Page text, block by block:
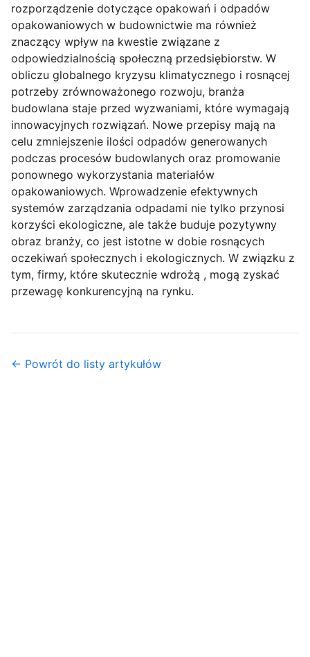
rozporządzenie dotyczące opakowań i odpadów
opakowaniowych w budownictwie ma również
znaczący wpływ na kwestie związane z
odpowiedzialnością społeczną przedsiębiorstw. W
obliczu globalnego kryzysu klimatycznego i rosnącej
potrzeby zrównoważonego rozwoju, branża
budowlana staje przed wyzwaniami, które wymagają
innowacyjnych rozwiązań. Nowe przepisy mają na
celu zmniejszenie ilości odpadów generowanych
podczas procesów budowlanych oraz promowanie
ponownego wykorzystania materiałów
opakowaniowych. Wprowadzenie efektywnych
systemów zarządzania odpadami nie tylko przynosi
korzyści ekologiczne, ale także buduje pozytywny
obraz branży, co jest istotne w dobie rosnących
oczekiwań społecznych i ekologicznych. W związku z
tym, firmy, które skutecznie wdrożą , mogą zyskać
przewagę konkurencyjną na rynku.
← Powrót do listy artykułów